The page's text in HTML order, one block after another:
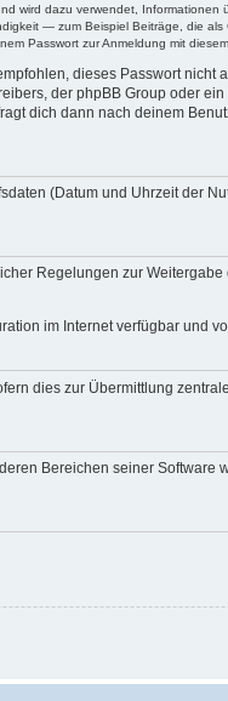
dazu verwendet,
— zum Beispiel Beiträge, die
Passwort zur Anmeldung mit
dieses Passwort
der phpBB Group oder
dich dann nach deinem
(Datum und Uhrzeit der
Regelungen zur
im Internet verfügbar und
dies zur Übermittlung
Bereichen seiner